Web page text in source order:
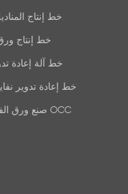
خط إنتاج
خط إنتاج
خط آلة إعادة
خط إعادة تدوير
صنع ورق الفلوتنج من OCC